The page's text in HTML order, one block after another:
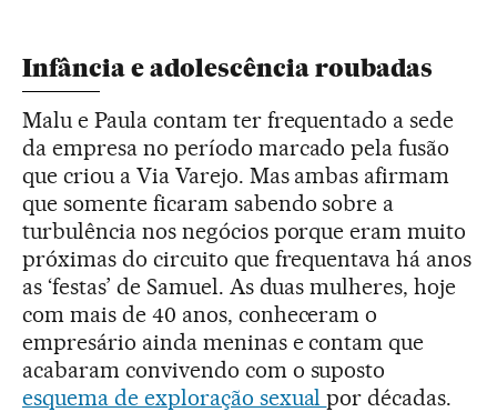
Infância e adolescência roubadas
Malu e Paula contam ter frequentado a sede
da empresa no período marcado pela fusão
que criou a Via Varejo. Mas ambas afirmam
que somente ficaram sabendo sobre a
turbulência nos negócios porque eram muito
próximas do circuito que frequentava há anos
as ‘festas’ de Samuel. As duas mulheres, hoje
com mais de 40 anos, conheceram o
empresário ainda meninas e contam que
acabaram convivendo com o suposto
esquema de exploração sexualpor décadas.